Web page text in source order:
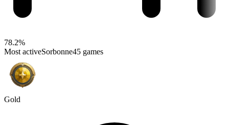
78.2%
Most activeSorbonne45 games
Gold